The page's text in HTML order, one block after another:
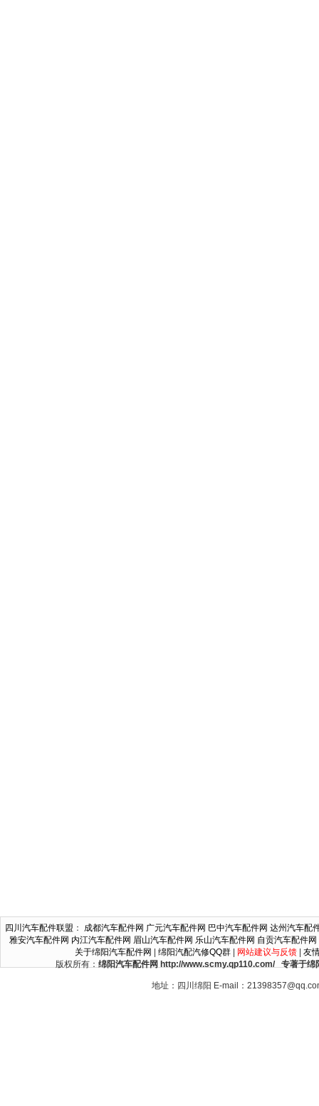
四川汽车配件联盟 ： 成都汽车配件网 广元汽车配件网 巴中汽车配件网 达州汽车配
雅安汽车配件网 内江汽车配件网 眉山汽车配件网 乐山汽车配件网 自贡汽车配件网
关于绵阳汽车配件网
绵阳汽配汽修QQ群| 网站建议与反馈| 友
版权所有： 绵阳汽车配件网 http://www.scmy.qp110.com/ 专著于绵
地址：四川绵阳 E-mail：